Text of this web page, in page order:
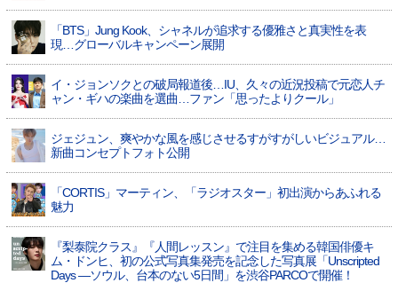
「BTS」Jung Kook、シャネルが追求する優雅さと真実性を表
現…グローバルキャンペーン展開
イ・ジョンソクとの破局報道後…IU、久々の近況投稿で元恋人チ
ャン・ギハの楽曲を選曲…ファン「思ったよりクール」
ジェジュン、爽やかな風を感じさせるすがすがしいビジュアル…
新曲コンセプトフォト公開
「CORTIS」マーティン、「ラジオスター」初出演からあふれる
魅力
『梨泰院クラス』『人間レッスン』で注目を集める韓国俳優キ
ム・ドンヒ、初の公式写真集発売を記念した写真展「Unscripted
Days —ソウル、台本のない5日間」を渋谷PARCOで開催！